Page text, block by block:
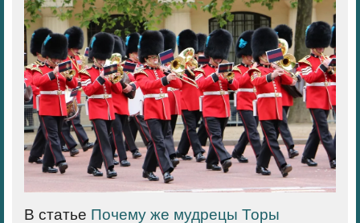
В статье Почему же мудрецы Торы